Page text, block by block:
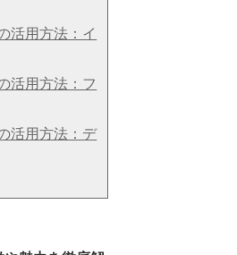
活用方法：イ
活用方法：フ
活用方法：デ